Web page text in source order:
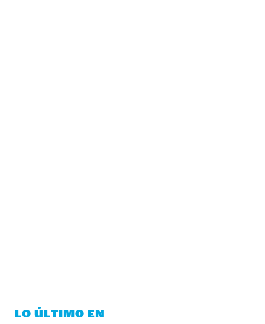
LO ÚLTIMO EN